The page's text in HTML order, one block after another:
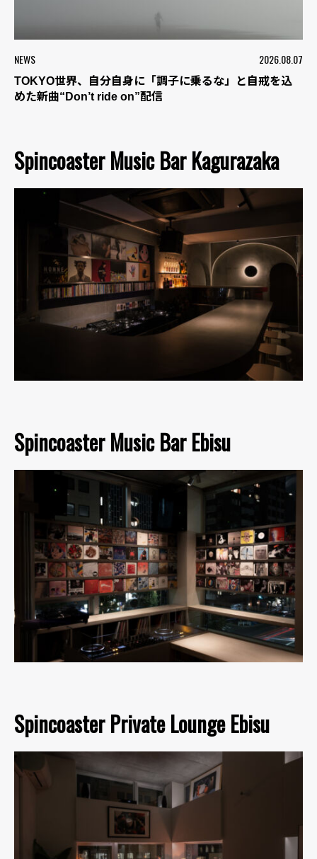
NEWS 2026.08.07
TOKYO世界、自分自身に「調子に乗るな」と自戒を込
めた新曲“Don’t ride on”配信
Spincoaster Music Bar Kagurazaka
Spincoaster Music Bar Ebisu
Spincoaster Private Lounge Ebisu